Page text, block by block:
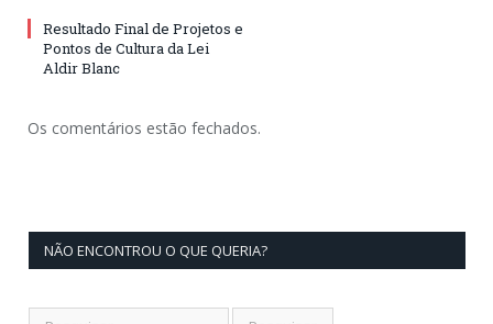
Resultado Final de Projetos e
Pontos de Cultura da Lei
Aldir Blanc
Os comentários estão fechados.
NÃO ENCONTROU O QUE QUERIA?